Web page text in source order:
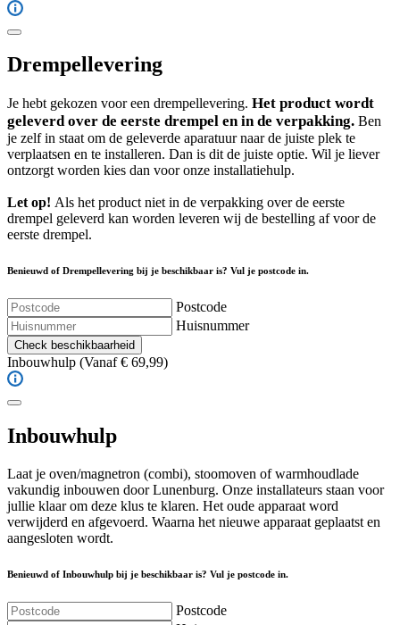
Drempellevering
Je hebt gekozen voor een drempellevering. Het product wordt
geleverd over de eerste drempel en in de verpakking. Ben
je zelf in staat om de geleverde aparatuur naar de juiste plek te
verplaatsen en te installeren. Dan is dit de juiste optie. Wil je liever
ontzorgt worden kies dan voor onze installatiehulp.
Let op! Als het product niet in de verpakking over de eerste
drempel geleverd kan worden leveren wij de bestelling af voor de
eerste drempel.
Benieuwd of Drempellevering bij je beschikbaar is? Vul je postcode in.
Postcode
Huisnummer
Check beschikbaarheid
Inbouwhulp (Vanaf € 69,99)
Inbouwhulp
Laat je oven/magnetron (combi), stoomoven of warmhoudlade
vakundig inbouwen door Lunenburg. Onze installateurs staan voor
jullie klaar om deze klus te klaren. Het oude apparaat word
verwijderd en afgevoerd. Waarna het nieuwe apparaat geplaatst en
aangesloten wordt.
Benieuwd of Inbouwhulp bij je beschikbaar is? Vul je postcode in.
Postcode